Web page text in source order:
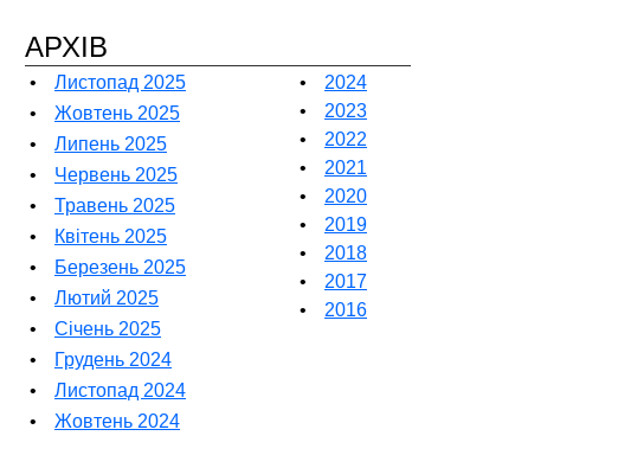
АРХІВ
•
Листопад 2025
•
Жовтень 2025
•
Липень 2025
•
Червень 2025
•
Травень 2025
•
Квітень 2025
•
Березень 2025
•
Лютий 2025
•
Січень 2025
•
Грудень 2024
•
Листопад 2024
•
Жовтень 2024
•
2024
•
2023
•
2022
•
2021
•
2020
•
2019
•
2018
•
2017
•
2016